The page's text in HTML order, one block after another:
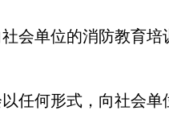
单位的消防教育培
何形式，向社会单